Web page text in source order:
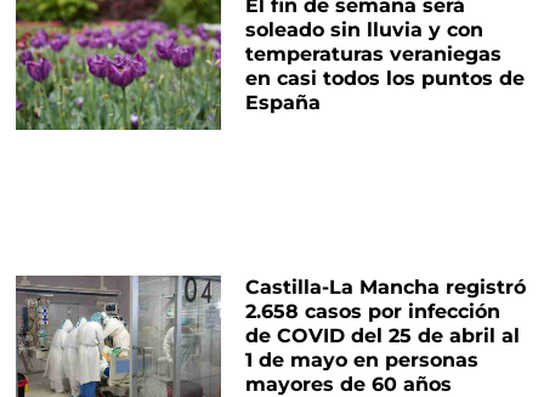
El fin de semana será
soleado sin lluvia y con
temperaturas veraniegas
en casi todos los puntos de
España
Castilla-La Mancha registró
2.658 casos por infección
de COVID del 25 de abril al
1 de mayo en personas
mayores de 60 años